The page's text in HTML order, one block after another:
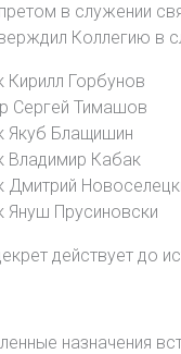
в служении
Коллегию в
Кирилл Горбунов
Сергей Тимашов
Якуб Блащишин
Владимир Кабак
Дмитрий
Януш Прусиновски
действует до
назначения